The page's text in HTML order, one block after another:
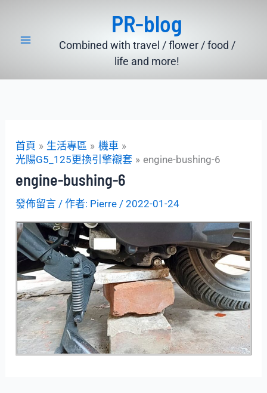
PR-blog
Combined with travel / flower / food /
life and more!
首頁 生活專區
機車
光陽G5_125更換引擎襯套
engine-bushing-6
engine-bushing-6
發佈留言 / 作者: Pierre /2022-01-24